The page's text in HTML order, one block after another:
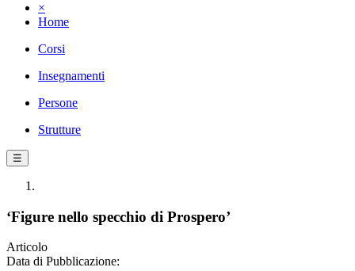
×
Home
Corsi
Insegnamenti
Persone
Strutture
☰
‘Figure nello specchio di Prospero’
Articolo
Data di Pubblicazione: